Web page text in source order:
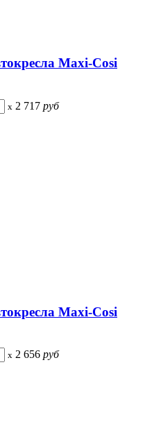
Maxi-Cosi
x 2 717 руб
Maxi-Cosi
x 2 656 руб